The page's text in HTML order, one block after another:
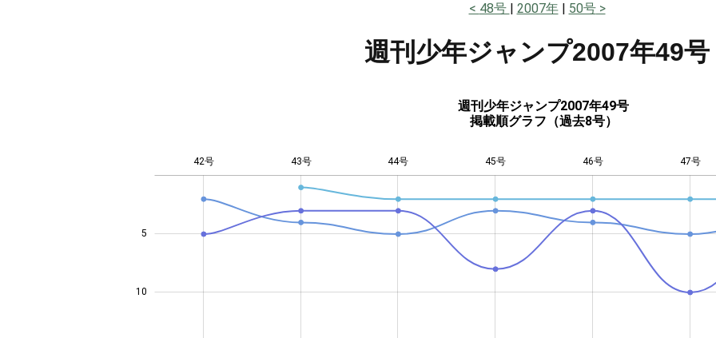
48号 2007年 50号
週刊少年ジャンプ2007年49号
週刊少年ジャンプ2007年49号
掲載順グラフ（過去8号）
10
5
42号 43号 44号 45号 46号 47号